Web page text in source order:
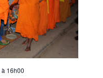
à 16h00